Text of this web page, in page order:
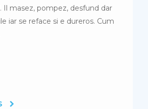
Il masez, pompez, desfund dar
iar se reface si e dureros. Cum